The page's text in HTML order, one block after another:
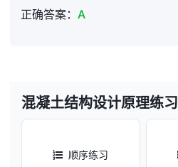
正确答案： A
混凝土结构设计原理练习
顺序练习